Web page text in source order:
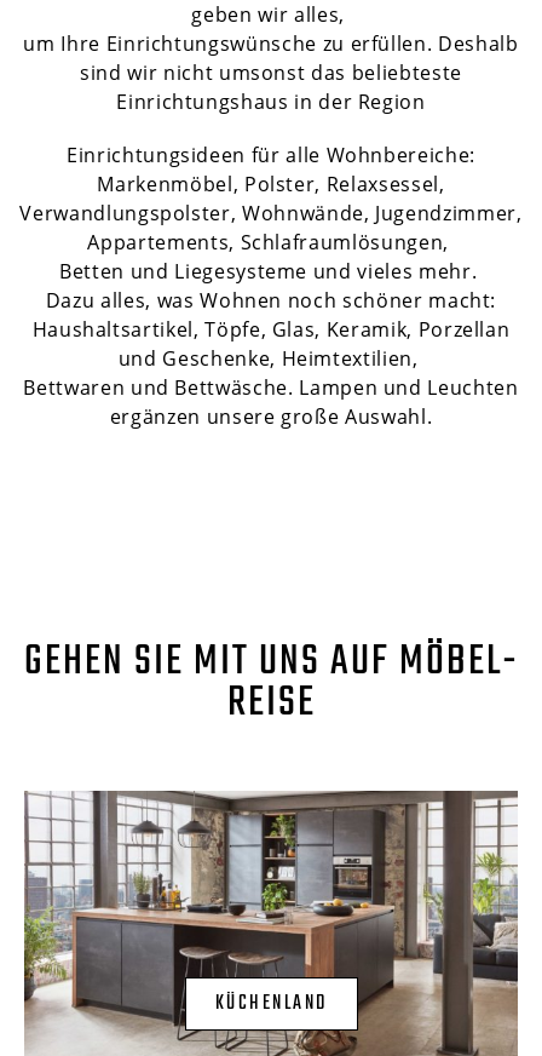
geben wir alles,
um Ihre Einrichtungswünsche zu erfüllen. Deshalb
sind wir nicht umsonst das beliebteste
Einrichtungshaus in der Region
Einrichtungsideen für alle Wohnbereiche:
Markenmöbel, Polster, Relaxsessel,
Verwandlungspolster, Wohnwände, Jugendzimmer,
Appartements, Schlafraumlösungen,
Betten und Liegesysteme und vieles mehr.
Dazu alles, was Wohnen noch schöner macht:
Haushaltsartikel, Töpfe, Glas, Keramik, Porzellan
und Geschenke, Heimtextilien,
Bettwaren und Bettwäsche. Lampen und Leuchten
ergänzen unsere große Auswahl.
GEHEN SIE MIT UNS AUF MÖBEL-
REISE
KÜCHENLAND